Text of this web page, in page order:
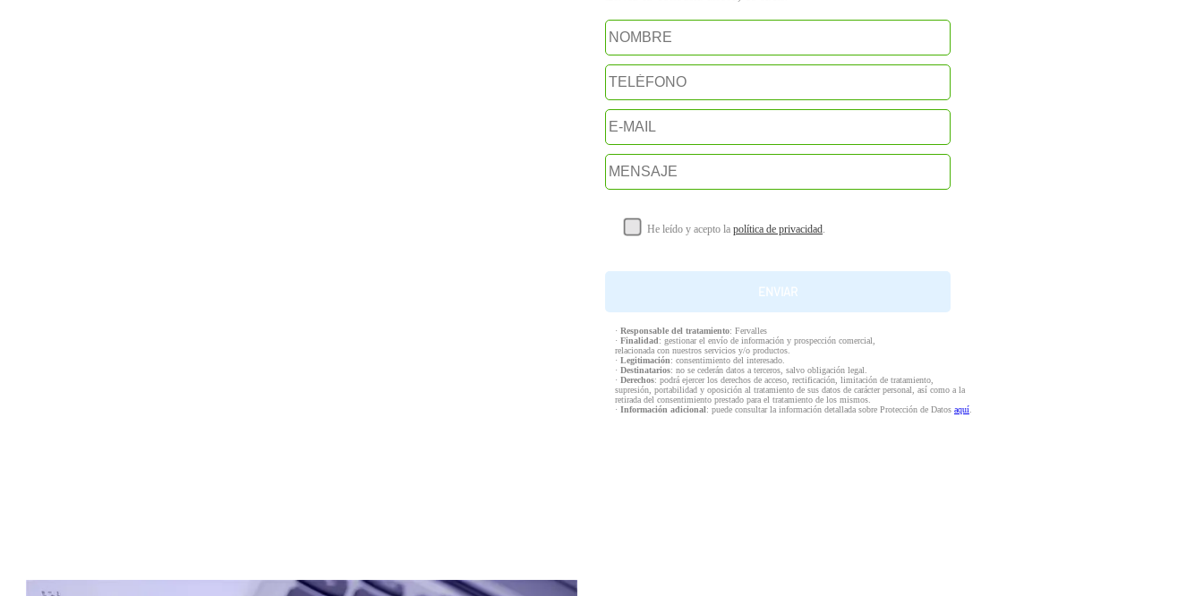
He leído y acepto la política de privacidad.
· Responsable del tratamiento: Fervalles
· Finalidad: gestionar el envío de información y prospección comercial,
relacionada con nuestros servicios y/o productos.
· Legitimación: consentimiento del interesado.
· Destinatarios: no se cederán datos a terceros, salvo obligación legal.
· Derechos: podrá ejercer los derechos de acceso, rectificación, limitación de tratamiento,
supresión, portabilidad y oposición al tratamiento de sus datos de carácter personal, así como a la
retirada del consentimiento prestado para el tratamiento de los mismos.
· Información adicional: puede consultar la información detallada sobre Protección de Datos aquí.